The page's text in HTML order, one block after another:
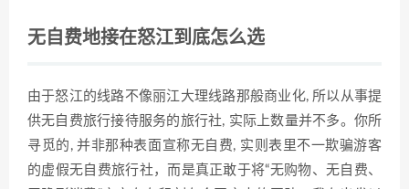
无自费地接在怒江到底怎么选
由于怒江的线路不像丽江大理线路那般商业化, 所以从事提
供无自费旅行接待服务的旅行社, 实际上数量并不多。你所
寻觅的, 并非那种表面宣称无自费, 实则表里不一欺骗游客
的虚假无自费旅行社，而是真正敢于将“无购物、无自费、